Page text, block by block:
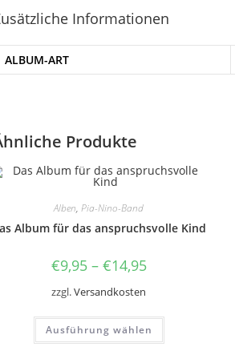
Informationen
ALBUM-ART
Produkte
Alben,Pia-Nino-Band
Album für das anspruchsvolle Kind
€9,95– €14,95
zzgl.Versandkosten
Ausführung wählen
Dieses
weist